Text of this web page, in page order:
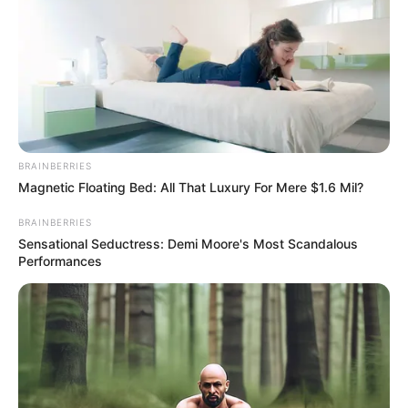
Imagina só, fazer uma casinha que ainda sirva de
decoração para o seu cantinho e que ainda deixe
seu animalzinho confortável?
BRAINBERRIES
Magnetic Floating Bed: All That Luxury For Mere $1.6 Mil?
BRAINBERRIES
Sensational Seductress: Demi Moore's Most Scandalous
Performances